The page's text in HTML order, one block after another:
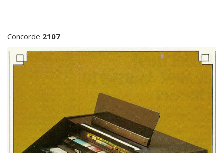
Concorde 2107